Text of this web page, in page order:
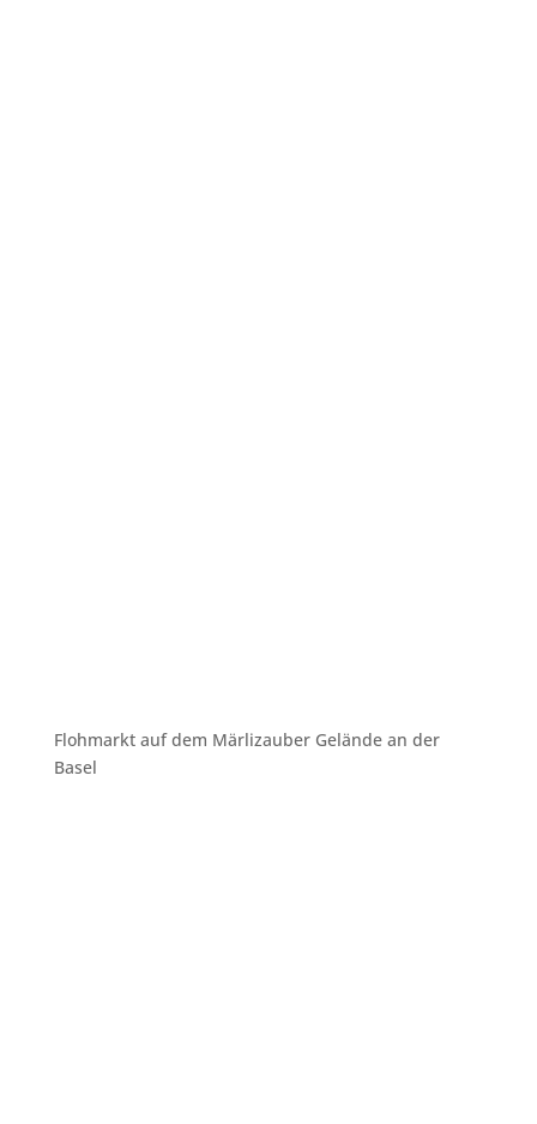
Flohmarkt auf dem Märlizauber Gelände an der
Basel